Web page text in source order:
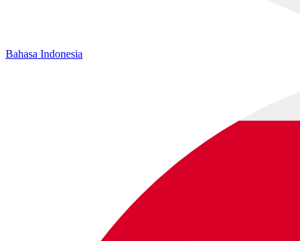
Bahasa Indonesia